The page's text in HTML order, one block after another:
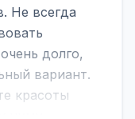
Не всегда
долго,
вариант.
красоты